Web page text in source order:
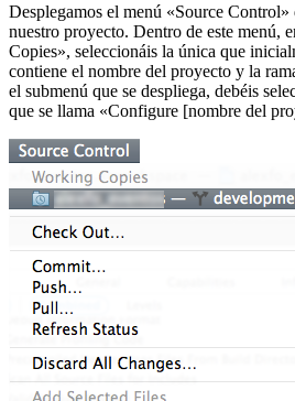
Desplegamos el menú «Source
nuestro proyecto. Dentro de este menú,
Copies», seleccionáis la única que
contiene el nombre del proyecto y la
el submenú que se despliega, debéis
que se llama «Configure [nombre del